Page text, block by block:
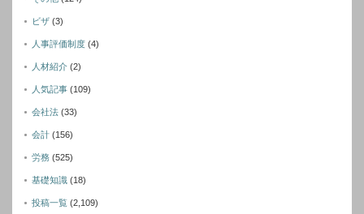
ビザ (3)
人事評価制度 (4)
人材紹介 (2)
人気記事 (109)
会社法 (33)
会計 (156)
労務 (525)
基礎知識 (18)
投稿一覧 (2,109)